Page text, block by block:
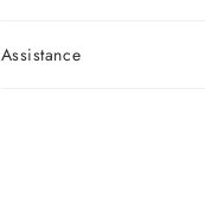
Assistance